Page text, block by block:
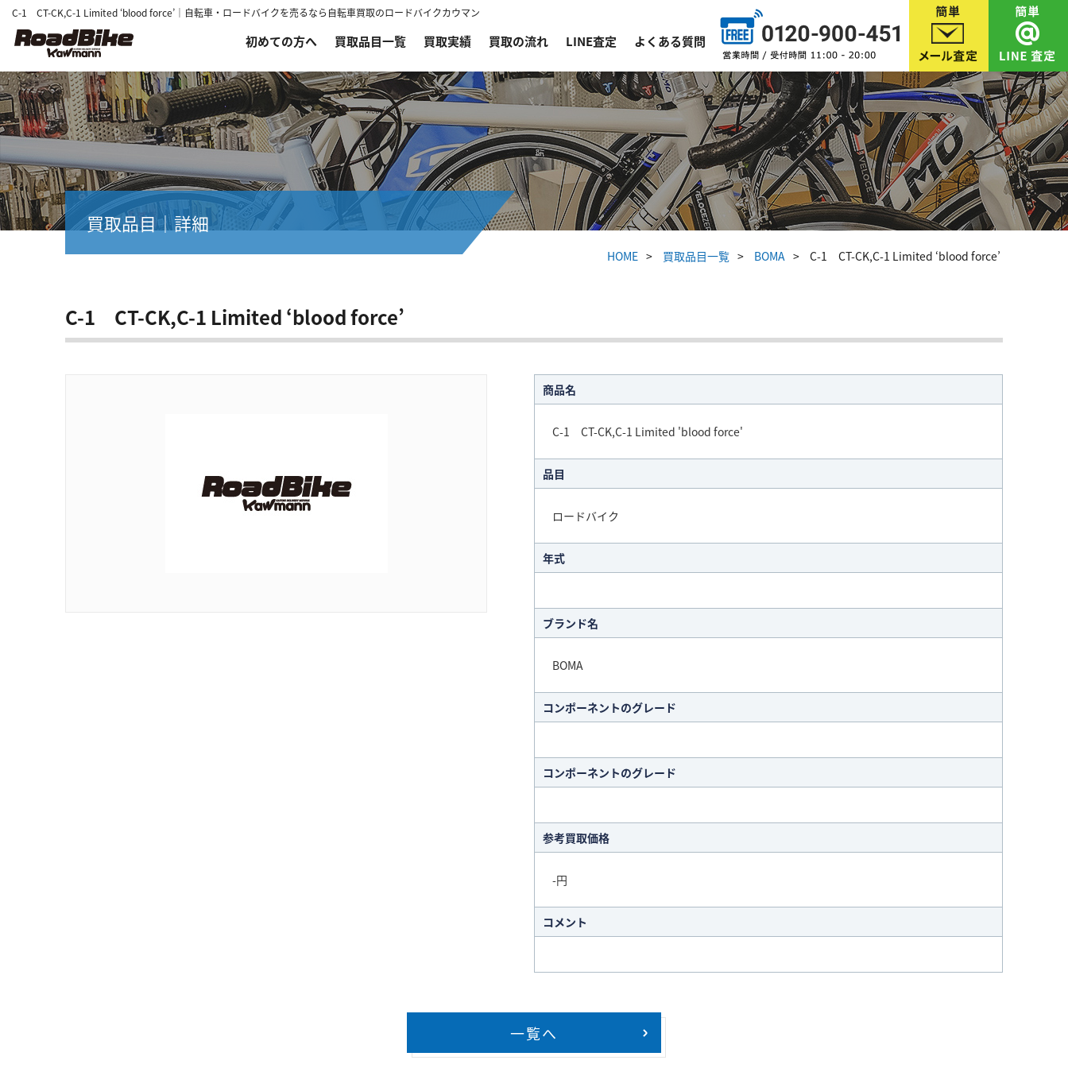
C-1 CT-CK,C-1 Limited ‘blood force’｜自転車・ロードバイクを売るなら自転車買取のロードバイクカウマン
初めての方へ 買取品目一覧 買取実績 買取の流れ LINE査定 よくある質問
買取品目｜詳細
HOME 買取品目一覧 BOMA C-1 CT-CK,C-1 Limited ‘blood force’
C-1 CT-CK,C-1 Limited ‘blood force’
商品名
C-1 CT-CK,C-1 Limited 'blood force'
品目
ロードバイク
年式
ブランド名
BOMA
コンポーネントのグレード
コンポーネントのグレード
参考買取価格
-円
コメント
一覧へ >